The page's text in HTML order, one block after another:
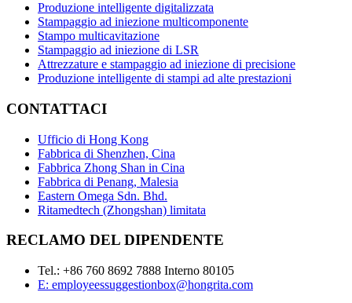
Produzione intelligente digitalizzata
Stampaggio ad iniezione multicomponente
Stampo multicavitazione
Stampaggio ad iniezione di LSR
Attrezzature e stampaggio ad iniezione di precisione
Produzione intelligente di stampi ad alte prestazioni
CONTATTACI
Ufficio di Hong Kong
Fabbrica di Shenzhen, Cina
Fabbrica Zhong Shan in Cina
Fabbrica di Penang, Malesia
Eastern Omega Sdn. Bhd.
Ritamedtech (Zhongshan) limitata
RECLAMO DEL DIPENDENTE
Tel.: +86 760 8692 7888 Interno 80105
E: employeessuggestionbox@hongrita.com